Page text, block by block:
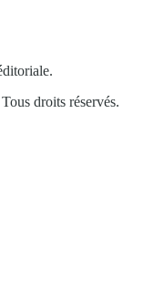
droits réservés.